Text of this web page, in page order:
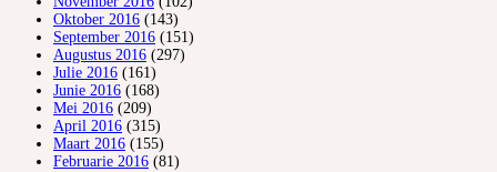
Oktober 2016 (143)
September 2016 (151)
Augustus 2016 (297)
Julie 2016 (161)
Junie 2016 (168)
Mei 2016 (209)
April 2016 (315)
Maart 2016 (155)
Februarie 2016 (81)